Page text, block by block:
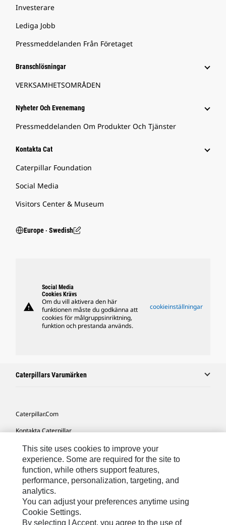
Investerare
Lediga Jobb
Pressmeddelanden Från Företaget
Branschlösningar
VERKSAMHETSOMRÅDEN
Nyheter Och Evenemang
Pressmeddelanden Om Produkter Och Tjänster
Kontakta Cat
Caterpillar Foundation
Social Media
Visitors Center & Museum
Europe ‧ Swedish
warning
Social Media
Cookies Krävs
Om du vill aktivera den här
funktionen måste du godkänna att
cookies för målgruppsinriktning,
funktion och prestanda används.
cookieinställningar
Caterpillars Varumärken
Caterpillar.com
Kontakta Caterpillar
Mina Marknadsföringspreferenser
Platskarta
Cookie Settings
Juridiskt
Sekretess
This site uses cookies to improve your
experience. Some are required for the site to
function, while others support features,
performance, personalization, targeting, and
analytics.
You can adjust your preferences anytime using
Cookie Settings.
By selecting I Accept, you agree to the use of